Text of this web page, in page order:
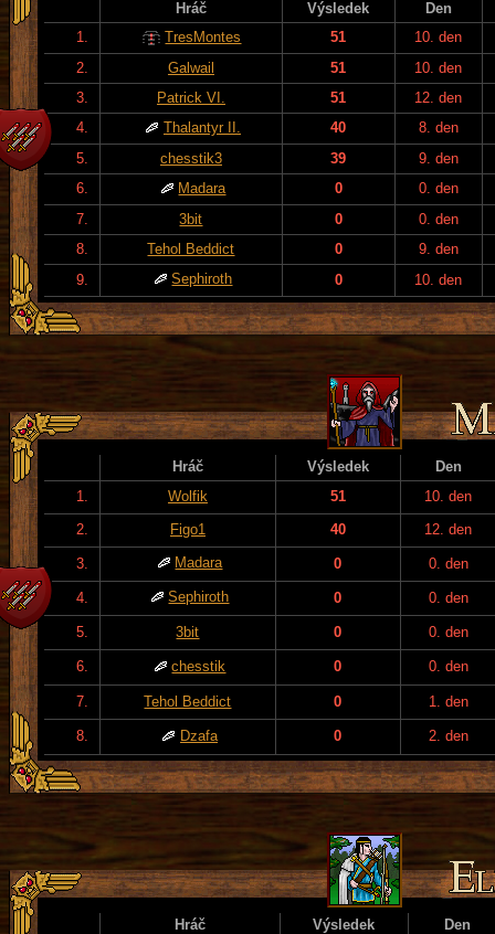
Hráč Výsledek
Den
1.
TresMontes 51
10. den
2.
Galwail 51
10. den
3.
Patrick VI. 51
12. den
4.
Thalantyr II. 40
8. den
5.
chesstik3 39
9. den
6.
Madara 0
0. den
7.
3bit 0
0. den
8.
Tehol Beddict 0
9. den
9.
Sephiroth 0 10. den
Hráč Výsledek
Den
1.
Wolfik 51
10. den
2.
Figo1 40 12. den
3. Madara 0 0. den
4. Sephiroth 0 0. den
5. 3bit 0 0. den
6. chesstik 0 0. den
7. Tehol Beddict 0 1. den
8. Dzafa 0 2. den
Hráč Výsledek
Den